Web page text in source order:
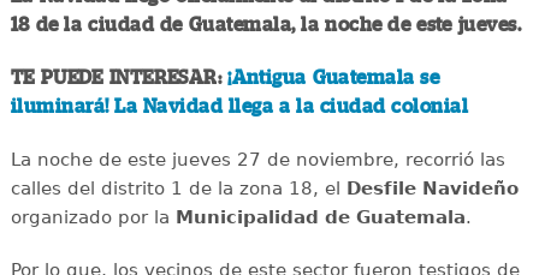
18 de la ciudad de Guatemala, la noche de este jueves.
TE PUEDE INTERESAR:¡Antigua Guatemala se
iluminará! La Navidad llega a la ciudad colonial
La noche de este jueves 27 de noviembre, recorrió las
calles del distrito 1 de la zona 18, el Desfile Navideño
organizado por la Municipalidad de Guatemala.
Por lo que, los vecinos de este sector fueron testigos de